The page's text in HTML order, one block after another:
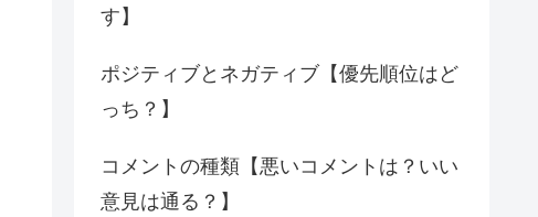
す】
ポジティブとネガティブ【優先順位はど
っち？】
コメントの種類【悪いコメントは？いい
意見は通る？】